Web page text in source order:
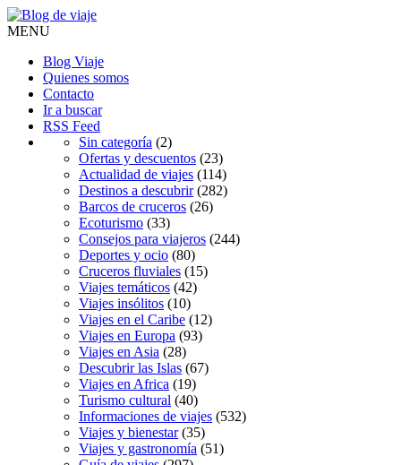
MENU
Blog Viaje
Quienes somos
Contacto
Ir a buscar
RSS Feed
Sin categoría (2)
Ofertas y descuentos (23)
Actualidad de viajes (114)
Destinos a descubrir(282)
Barcos de cruceros (26)
Ecoturismo (33)
Consejos para viajeros (244)
Deportes y ocio (80)
Cruceros fluviales (15)
Viajes temáticos (42)
Viajes insólitos (10)
Viajes en el Caribe (12)
Viajes en Europa (93)
Viajes en Asia (28)
Descubrir las Islas (67)
Viajes en Africa (19)
Turismo cultural (40)
Informaciones de viajes (532)
Viajes y bienestar(35)
Viajes y gastronomía (51)